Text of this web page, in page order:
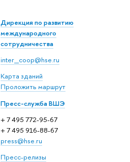
Дирекция по развитию
международного
сотрудничества
inter_coop@hse.ru
Карта зданий
Проложить маршрут
Пресс-служба ВШЭ
+ 7 495 772-95-67
+ 7 495 916-88-67
press@hse.ru
Пресс-релизы